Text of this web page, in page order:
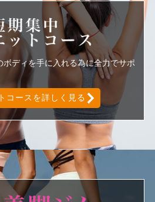
短期集中ダ
ボディを手に入れる為に全力でサポ
コースを詳しく見る